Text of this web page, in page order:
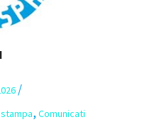
, Comunicati